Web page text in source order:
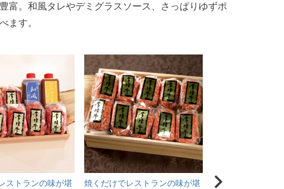
富。和風タレやデミグラスソース、さっぱりゆずポ
ます。
ストランの味が堪
焼くだけでレストランの味が堪